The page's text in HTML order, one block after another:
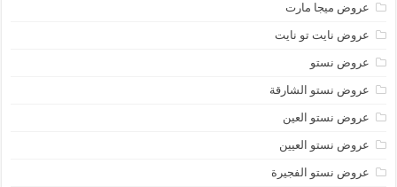
عروض ميجا مارت
عروض نايت تو نايت
عروض نستو
عروض نستو الشارقة
عروض نستو العين
عروض نستو العيين
عروض نستو الفجيرة